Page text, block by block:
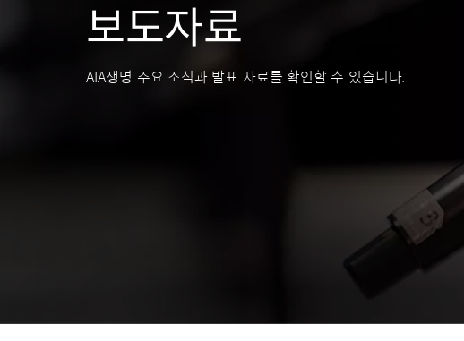
보도자료
AIA생명 주요 소식과 발표 자료를 확인할 수 있습니다.